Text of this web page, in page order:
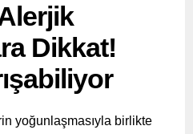
Dikkat!
yoğunlaşmasıyla birlikte